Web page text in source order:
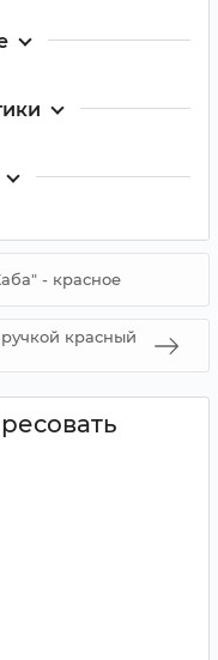
- красное
красный